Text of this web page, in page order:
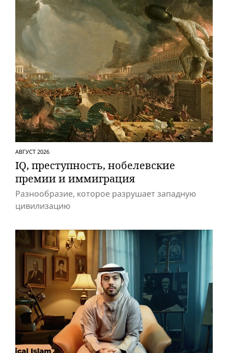
АВГУСТ 2026
IQ, преступность, нобелевские
премии и иммиграция
Разнообразие, которое разрушает западную
цивилизацию